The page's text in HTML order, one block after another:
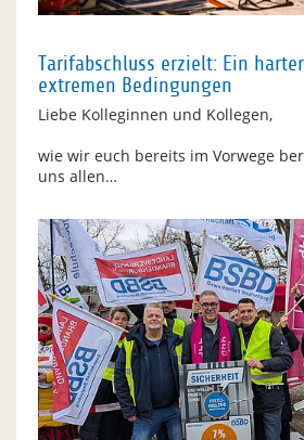
Tarifabschluss erzielt: Ein
extremen Bedingungen
Liebe Kolleginnen und Kollegen,
wie wir euch bereits im Vorwege
uns allen…